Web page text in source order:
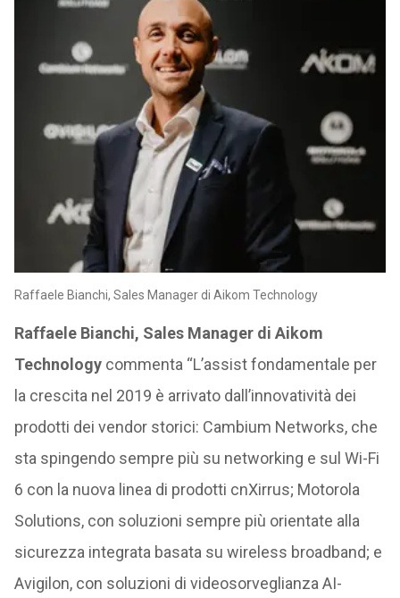
Raffaele Bianchi, Sales Manager di Aikom Technology
Raffaele Bianchi, Sales Manager di Aikom
Technology commenta “L’assist fondamentale per
la crescita nel 2019 è arrivato dall’innovatività dei
prodotti dei vendor storici: Cambium Networks, che
sta spingendo sempre più su networking e sul Wi-Fi
6 con la nuova linea di prodotti cnXirrus; Motorola
Solutions, con soluzioni sempre più orientate alla
sicurezza integrata basata su wireless broadband; e
Avigilon, con soluzioni di videosorveglianza AI-